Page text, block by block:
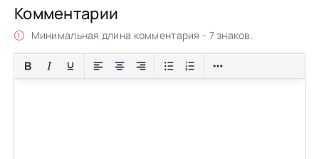
Комментарии
Минимальная длина комментария - 7 знаков.